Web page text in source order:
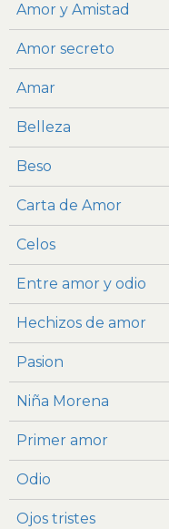
Amor y Amistad
Amor secreto
Amar
Belleza
Beso
Carta de Amor
Celos
Entre amor y odio
Hechizos de amor
Pasion
Niña Morena
Primer amor
Odio
Ojos tristes